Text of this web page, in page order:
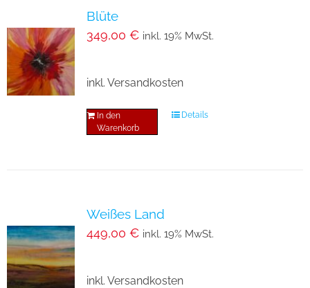
Blüte
349,00 € inkl. 19% MwSt.
inkl. Versandkosten
In den
Warenkorb
Details
Weißes Land
449,00 € inkl. 19% MwSt.
inkl. Versandkosten